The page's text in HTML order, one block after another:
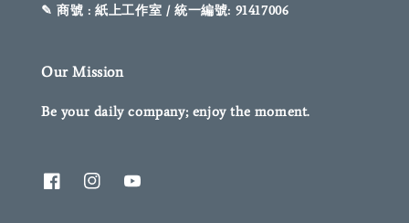
✎ 商號 : 紙上工作室 / 統一編號: 91417006
Our Mission
Be your daily company; enjoy the moment.